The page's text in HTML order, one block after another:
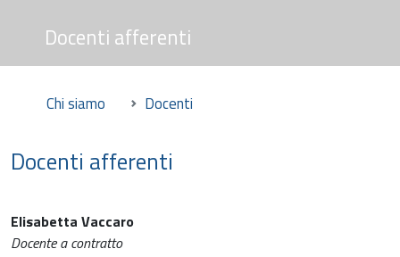
Docenti afferenti
Chi siamo Docenti
Docenti afferenti
Elisabetta Vaccaro
Docente a contratto